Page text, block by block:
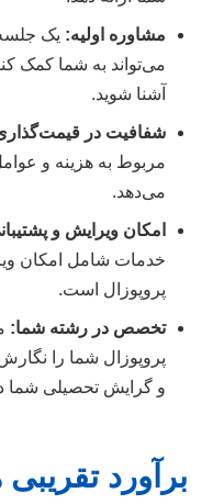
مشاوره اولیه: یک
می‌تواند به شما کمک
آشنا شوید.
شفافیت در
مربوط به هزینه و
می‌دهد.
امکان ویرایش و
خدمات شامل امکان
پروپوزال است.
تخصص در رشته شما:
پروپوزال شما را
و گرایش تحصیلی شما
برآورد تقریبی